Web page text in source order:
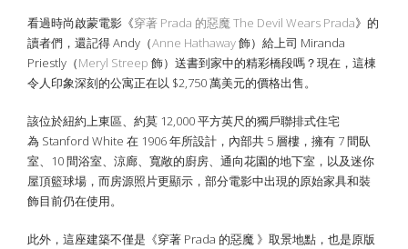
看過時尚啟蒙電影《穿著 Prada 的惡魔 The Devil Wears Prada》的
讀者們，還記得 Andy（Anne Hathaway飾）給上司 Miranda
Priestly（Meryl Streep 飾）送書到家中的精彩橋段嗎？現在，這棟
令人印象深刻的公寓正在以 $2,750 萬美元的價格出售。
該位於紐約上東區、約莫 12,000 平方英尺的獨戶聯排式住宅
為 Stanford White 在 1906 年所設計，內部共 5 層樓，擁有 7 間臥
室、10 間浴室、涼廊、寬敞的廚房、通向花園的地下室，以及迷你
屋頂籃球場，而房源照片更顯示，部分電影中出現的原始家具和裝
飾目前仍在使用。
此外，這座建築不僅是《穿著 Prada 的惡魔 》取景地點，也是原版